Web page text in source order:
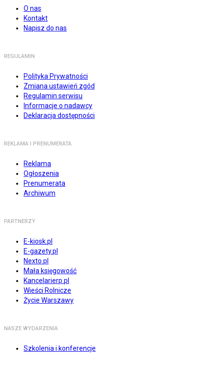
O nas
Kontakt
Napisz do nas
REGULAMIN
Polityka Prywatności
Zmiana ustawień zgód
Regulamin serwisu
Informacje o nadawcy
Deklaracja dostępności
REKLAMA I PRENUMERATA
Reklama
Ogłoszenia
Prenumerata
Archiwum
PARTNERZY
E-kiosk.pl
E-gazety.pl
Nexto.pl
Mała księgowość
Kancelarierp.pl
Wieści Rolnicze
Życie Warszawy
NASZE WYDARZENIA
Szkolenia i konferencje